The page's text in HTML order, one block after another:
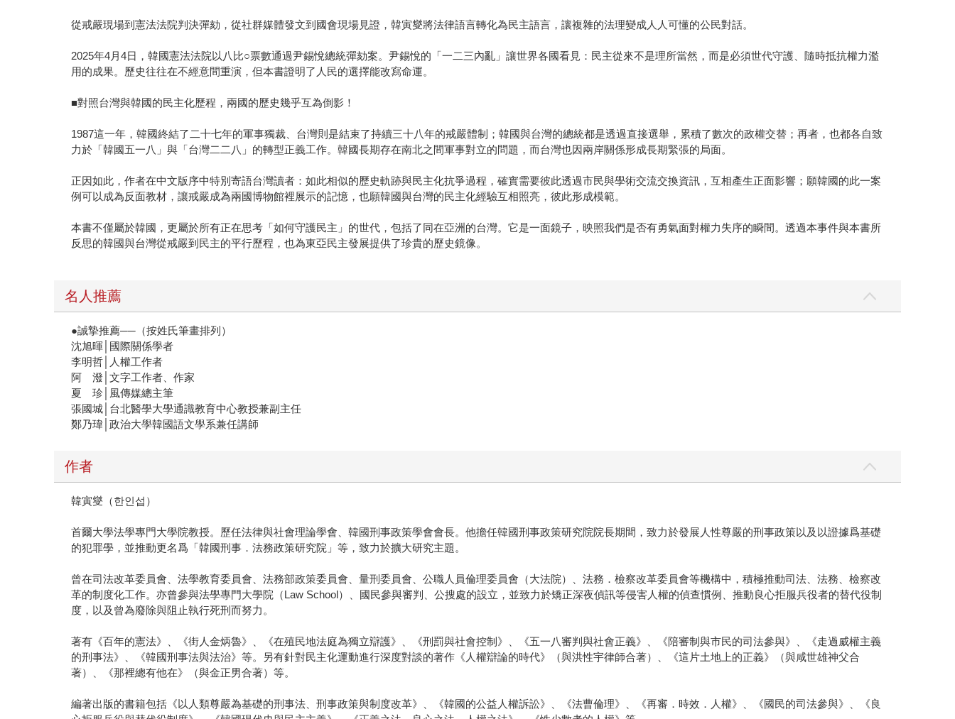
從戒嚴現場到憲法法院判決彈劾，從社群媒體發文到國會現場見證，韓寅燮將法律語言轉化為民主語言，讓複雜的法理變成人人可懂的公民對話。
2025年4月4日，韓國憲法法院以八比○票數通過尹錫悅總統彈劾案。尹錫悅的「一二三內亂」讓世界各國看見：民主從來不是理所當然，而是必須世代守護、隨時抵抗權力濫
用的成果。歷史往往在不經意間重演，但本書證明了人民的選擇能改寫命運。
■對照台灣與韓國的民主化歷程，兩國的歷史幾乎互為倒影！
1987這一年，韓國終結了二十七年的軍事獨裁、台灣則是結束了持續三十八年的戒嚴體制；韓國與台灣的總統都是透過直接選舉，累積了數次的政權交替；再者，也都各自致
力於「韓國五一八」與「台灣二二八」的轉型正義工作。韓國長期存在南北之間軍事對立的問題，而台灣也因兩岸關係形成長期緊張的局面。
正因如此，作者在中文版序中特別寄語台灣讀者：如此相似的歷史軌跡與民主化抗爭過程，確實需要彼此透過市民與學術交流交換資訊，互相產生正面影響；願韓國的此一案
例可以成為反面教材，讓戒嚴成為兩國博物館裡展示的記憶，也願韓國與台灣的民主化經驗互相照亮，彼此形成模範。
本書不僅屬於韓國，更屬於所有正在思考「如何守護民主」的世代，包括了同在亞洲的台灣。它是一面鏡子，映照我們是否有勇氣面對權力失序的瞬間。透過本事件與本書所
反思的韓國與台灣從戒嚴到民主的平行歷程，也為東亞民主發展提供了珍貴的歷史鏡像。
名人推薦
●誠摯推薦──（按姓氏筆畫排列）
沈旭暉│國際關係學者
李明哲│人權工作者
阿 潑│文字工作者、作家
夏 珍│風傳媒總主筆
張國城│台北醫學大學通識教育中心教授兼副主任
鄭乃瑋│政治大學韓國語文學系兼任講師
作者
韓寅燮（한인섭）
首爾大學法學專門大學院教授。歷任法律與社會理論學會、韓國刑事政策學會會長。他擔任韓國刑事政策研究院院長期間，致力於發展人性尊嚴的刑事政策以及以證據爲基礎
的犯罪學，並推動更名爲「韓國刑事．法務政策研究院」等，致力於擴大研究主題。
曾在司法改革委員會、法學教育委員會、法務部政策委員會、量刑委員會、公職人員倫理委員會（大法院）、法務．檢察改革委員會等機構中，積極推動司法、法務、檢察改
革的制度化工作。亦曾參與法學專門大學院（Law School）、國民參與審判、公搜處的設立，並致力於矯正深夜偵訊等侵害人權的偵查慣例、推動良心拒服兵役者的替代役制
度，以及曾為廢除與阻止執行死刑而努力。
著有《百年的憲法》、《街人金炳魯》、《在殖民地法庭為獨立辯護》、《刑罰與社會控制》、《五一八審判與社會正義》、《陪審制與市民的司法參與》、《走過威權主義
的刑事法》、《韓國刑事法與法治》等。另有針對民主化運動進行深度對談的著作《人權辯論的時代》（與洪性宇律師合著）、《這片土地上的正義》（與咸世雄神父合
著）、《那裡總有他在》（與金正男合著）等。
編著出版的書籍包括《以人類尊嚴為基礎的刑事法、刑事政策與制度改革》、《韓國的公益人權訴訟》、《法曹倫理》、《再審．時效．人權》、《國民的司法參與》、《良